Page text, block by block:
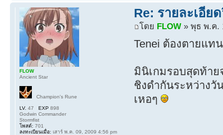
Re: รายละเอีย
โดย FLOW » พุธ พ.ค.
Tenei ต้องตายแท
มินิเกมรอบสุดท้า
ชิงดำกันระหว่างวั
เหอๆ
FLOW
Ancient Star
Champion's Rune
LV. 47 EXP 898
Godwin Commander
Stormfist
โพสต์: 701
ลงทะเบียนเมื่อ: เสาร์ พ.ค. 09, 2009 4:56 pm